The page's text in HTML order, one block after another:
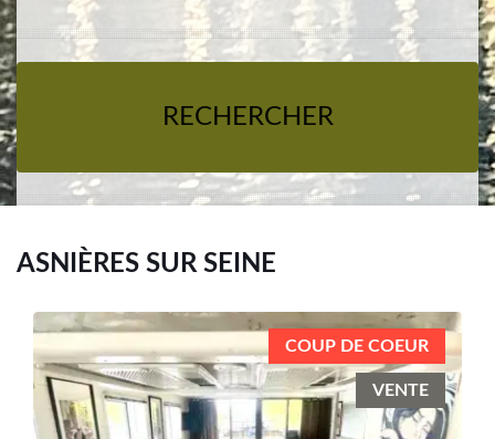
RECHERCHER
ASNIÈRES SUR SEINE
COUP DE COEUR
VENTE